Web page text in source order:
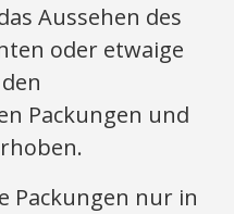
Aussehen des
oder etwaige
Packungen und
Packungen nur in